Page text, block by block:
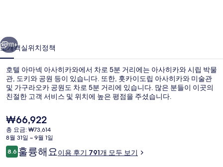
히
카
와
의
진
갤
러
리셉션
111+
소개객실위치정책
호텔 아마넥 아사히카와에서 차로 5분 거리에는 아사히카와 시립 박물
관, 도키와 공원 등이 있습니다. 또한, 홋카이도립 아사히카와 미술관
및 가구라오카 공원도 차로 5분 거리에 있습니다. 많은 분들이 이곳의
친절한 고객 서비스 및 위치에 높은 평점을 주셨습니다.
현
재
가
격
은
₩66,922
총 요금: ₩73,614
8월 31일 ~ 9월 1일
이
용
8.610점 만점 중 8.6점.
훌륭해요이용 후기 791개 모두 보기